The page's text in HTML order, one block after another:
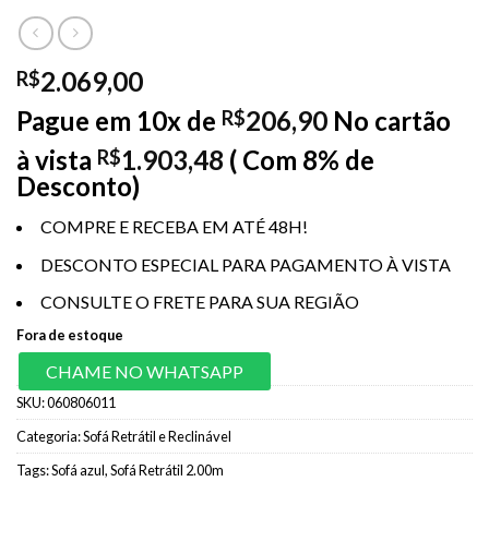
R$2.069,00
Pague em 10x de R$206,90 No cartão
à vista R$1.903,48 ( Com 8% de
Desconto)
COMPRE E RECEBA EM ATÉ 48H!
DESCONTO ESPECIAL PARA PAGAMENTO À VISTA
CONSULTE O FRETE PARA SUA REGIÃO
Fora de estoque
CHAME NO WHATSAPP
SKU:060806011
Categoria:Sofá Retrátil e Reclinável
Tags:Sofá azul,Sofá Retrátil 2.00m